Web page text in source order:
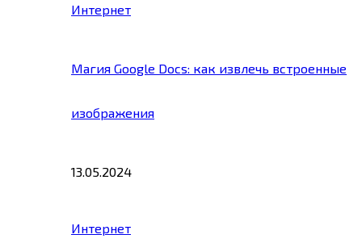
Интернет
Магия Google Docs: как извлечь встроенные
изображения
13.05.2024
Интернет